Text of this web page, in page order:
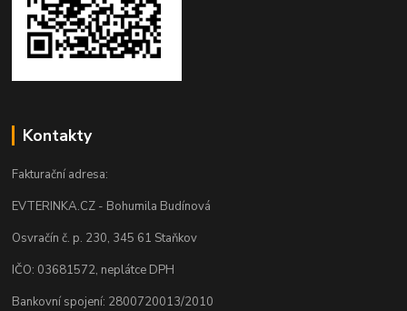
Kontakty
Fakturační adresa:
EVTERINKA.CZ - Bohumila Budínová
Osvračín č. p. 230, 345 61 Staňkov
IČO: 03681572, neplátce DPH
Bankovní spojení: 2800720013/2010